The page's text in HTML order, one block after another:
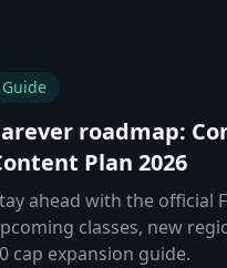
Guide
roadmap:
Plan 2026
ahead with the official
classes, new
cap expansion guide.